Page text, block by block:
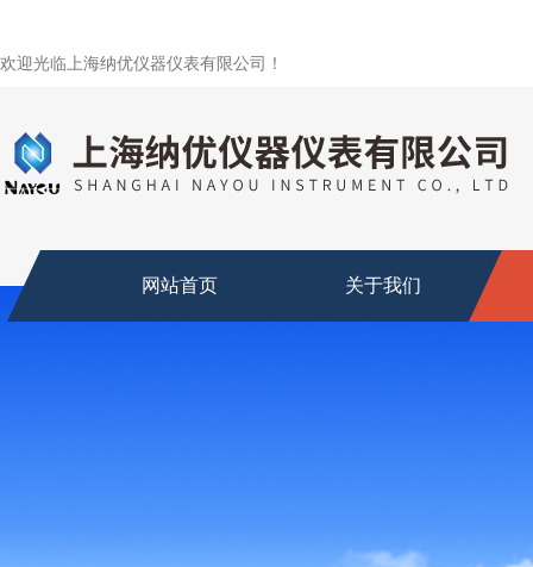
欢迎光临上海纳优仪器仪表有限公司！
网站首页 关于我们